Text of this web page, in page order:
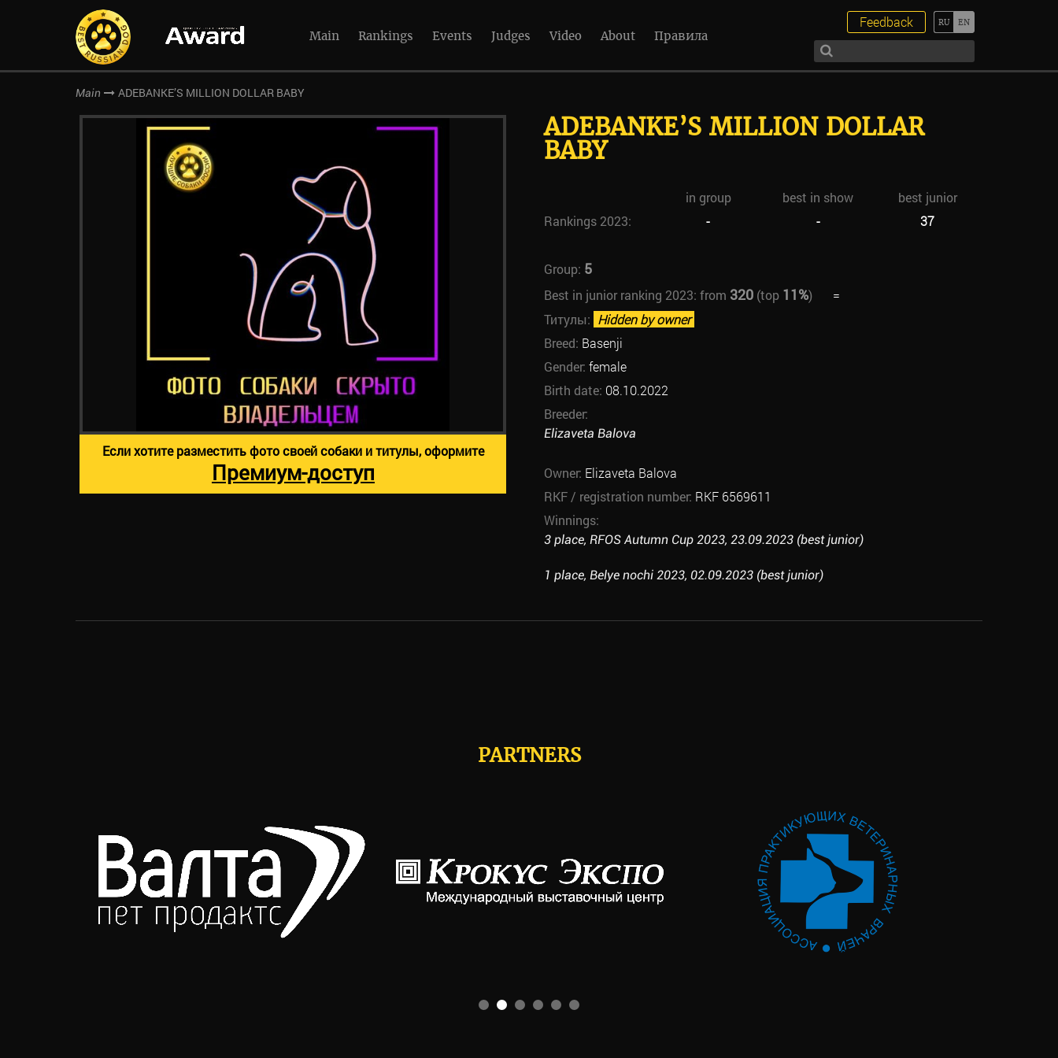
Main Rankings Events Judges Video About Правила
Feedback
Main ADEBANKE’S MILLION DOLLAR BABY
ADEBANKE’S MILLION DOLLAR
BABY
in group best in show
best junior
Rankings 2023:
- - 37
Group: 5
Best in junior ranking 2023: from 320(top 11%)
=
Титулы: Hidden by owner
Breed: Basenji
Gender: female
Birth date: 08.10.2022
Breeder:
Elizaveta Balova
Owner: Elizaveta Balova
RKF / registration number: RKF 6569611
Winnings:
3 place, RFOS Autumn Cup 2023, 23.09.2023 (best junior)
1 place, Belye nochi 2023, 02.09.2023 (best junior)
Если хотите разместить фото своей собаки и титулы, оформите
Премиум-доступ
PARTNERS